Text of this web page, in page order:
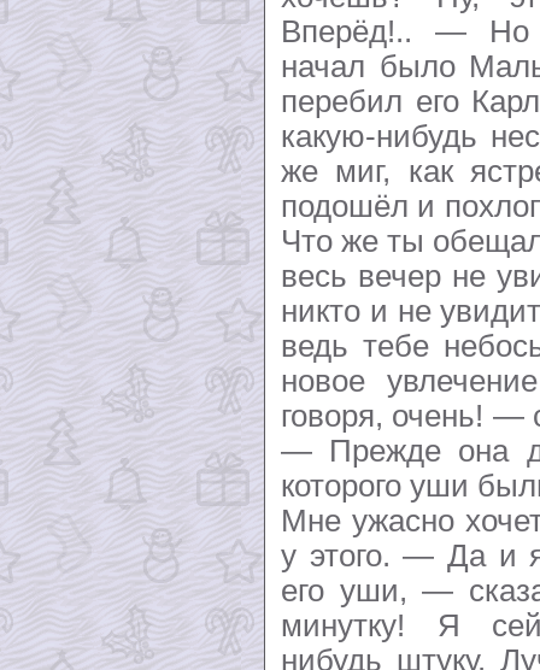
Вперёд!.. —
начал было
перебил его
какую-нибудь
же миг, как
подошёл и
Что же ты
весь вечер не
никто и не
ведь тебе
новое
говоря, очень!
— Прежде она
которого уши
Мне ужасно
у этого. — Да и
его уши, —
минутку! Я
нибудь штуку.